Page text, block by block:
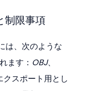
制限事項
は、次のような
ます： OBJ、
スポート用とし